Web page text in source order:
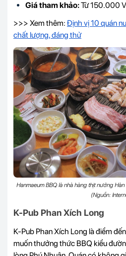
Giá tham khảo:Từ 150.000
>>> Xem thêm: Định vị 10 quán
chất lượng, đáng thử
Hanmaeum BBQ là nhà hàng thịt nướng
(Nguồn:
K-Pub Phan Xích Long
K-Pub Phan Xích Long là điểm
muốn thưởng thức BBQ kiểu